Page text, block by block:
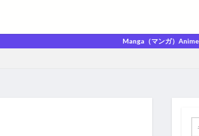
Manga（マンガ）Anime（アニメ）